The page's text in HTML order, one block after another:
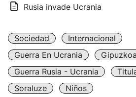
Rusia invade Ucrania
Sociedad
Internacional
Guerra En Ucrania
Gipuzkoa
Guerra Rusia - Ucrania
Soraluze
Niños